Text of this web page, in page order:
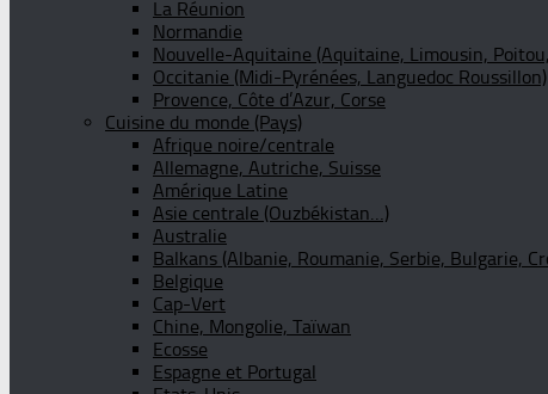
La Réunion
Normandie
Nouvelle-Aquitaine (Aquitaine, Limousin,
Occitanie (Midi-Pyrénées, Languedoc Roussillon)
Provence, Côte d’Azur, Corse
Cuisine du monde (Pays)
Afrique noire/centrale
Allemagne, Autriche, Suisse
Amérique Latine
Asie centrale (Ouzbékistan…)
Australie
Balkans (Albanie, Roumanie, Serbie, Bulgarie,
Belgique
Cap-Vert
Chine, Mongolie, Taïwan
Ecosse
Espagne et Portugal